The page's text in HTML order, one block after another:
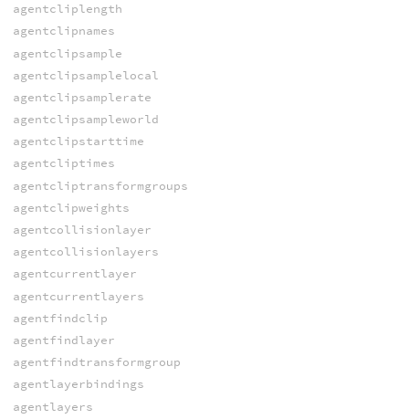
agentcliplength
agentclipnames
agentclipsample
agentclipsamplelocal
agentclipsamplerate
agentclipsampleworld
agentclipstarttime
agentcliptimes
agentcliptransformgroups
agentclipweights
agentcollisionlayer
agentcollisionlayers
agentcurrentlayer
agentcurrentlayers
agentfindclip
agentfindlayer
agentfindtransformgroup
agentlayerbindings
agentlayers